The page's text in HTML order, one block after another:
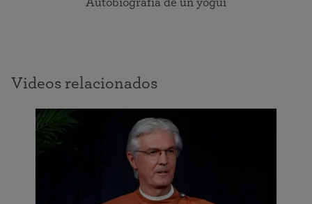
Autobiografía de un yogui
Videos relacionados